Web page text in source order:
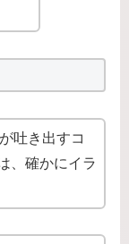
吐き出すコ
、確かにイラ